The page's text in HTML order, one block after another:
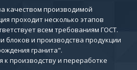
качеством производимой
проходит несколько этапов
всем требованиям ГОСТ.
и производства продукции
гранита".
к производству и переработке